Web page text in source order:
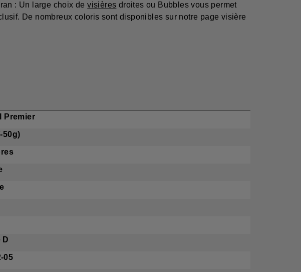
: Un large choix de visières droites ou Bubbles vous permet
De nombreux coloris sont disponibles sur notre page visière
Premier
50g)
D
05